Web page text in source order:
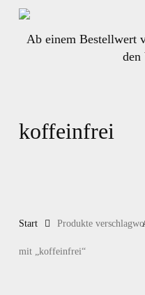
Ab einem Bestellwert
den
koffeinfrei
Start Produkte
mit „koffeinfrei“